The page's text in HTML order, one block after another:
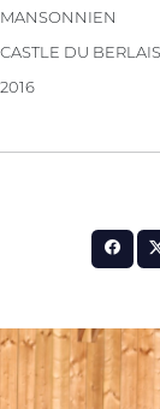
MANSONNIEN
CASTLE DU BERLAIS
2016